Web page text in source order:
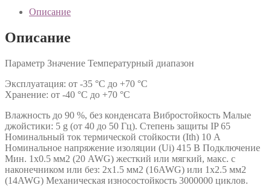
Описание
Описание
Параметр Значение Температурный диапазон
Эксплуатация: от -35 °C до +70 °C
Хранение: от -40 °C до +70 °C
Влажность до 90 %, без конденсата Вибростойкость Малые
джойстики: 5 g (от 40 до 50 Гц). Степень защиты IP 65
Номинальный ток термической стойкости (Ith) 10 А
Номинальное напряжение изоляции (Ui) 415 В Подключение
Мин. 1х0.5 мм2 (20 AWG) жесткий или мягкий, макс. c
наконечником или без: 2х1.5 мм2 (16AWG) или 1х2.5 мм2
(14AWG) Механическая износостойкость 3000000 циклов.